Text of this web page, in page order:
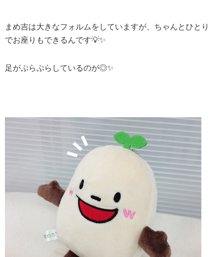
まめ吉は大きなフォルムをしていますが、ちゃんとひとり
でお座りもできるんです💡✨
足がぷらぷらしているのが◎✨